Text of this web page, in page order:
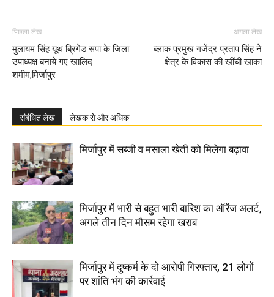
पिछला लेख
मुलायम सिंह यूथ ब्रिगेड सपा के जिला
उपाध्यक्ष बनाये गए खालिद
शमीम,मिर्जापुर
अगला लेख
ब्लाक प्रमुख गजेंद्र प्रताप सिंह ने
क्षेत्र के विकास की खींची खाका
संबंधित लेख लेखक से और अधिक
मिर्जापुर में सब्जी व मसाला खेती को मिलेगा बढ़ावा
मिर्जापुर में भारी से बहुत भारी बारिश का ऑरेंज अलर्ट,
अगले तीन दिन मौसम रहेगा खराब
मिर्जापुर में दुष्कर्म के दो आरोपी गिरफ्तार, 21 लोगों
पर शांति भंग की कार्रवाई